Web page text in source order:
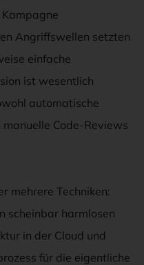
Angriffswellen setzten
einfache
ist wesentlich
automatische
Code-Reviews
mehrere Techniken:
scheinbar harmlosen
in der Cloud und
für die eigentliche